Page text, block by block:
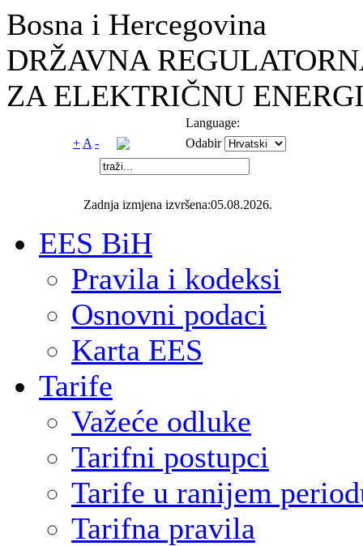
Bosna i Hercegovina
DRŽAVNA
ZA ELEKTRIČNU
Language:
+ A - Odabir
Zadnja izmjena izvršena:05.08.2026.
EES BiH
Pravila i kodeksi
Osnovni podaci
Karta EES
Tarife
Važeće odluke
Tarifni postupci
Tarife u ranijem
Tarifna pravila